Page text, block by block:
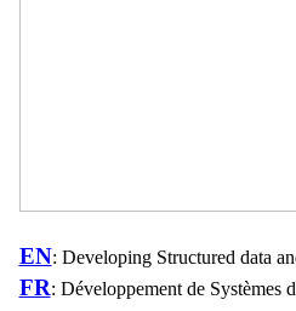
EN: Developing Structured data
FR: Développement de Systèmes